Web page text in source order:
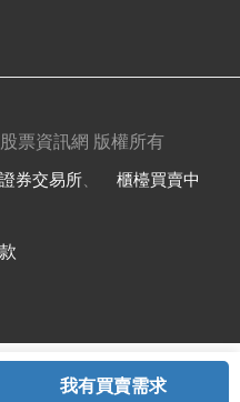
與我聯繫 會員中心
票資訊網 版權所有
證券交易所
櫃檯買賣中
我有買賣需求